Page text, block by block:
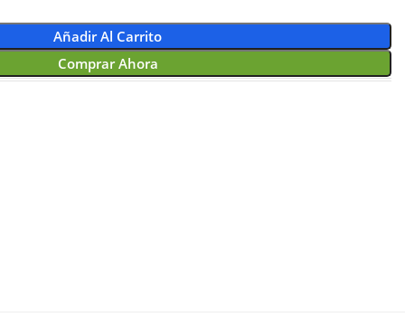
Añadir Al Carrito
Comprar Ahora